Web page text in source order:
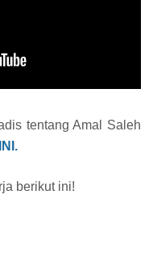
tentang Amal Saleh
berikut ini!